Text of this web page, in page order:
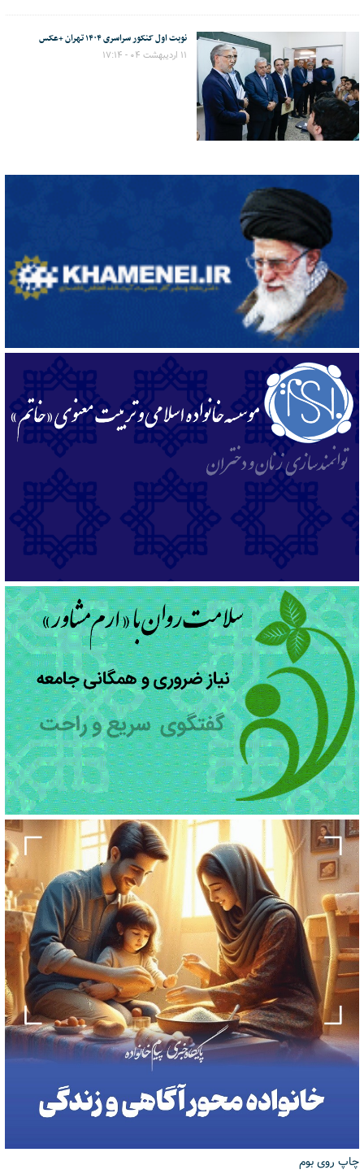
نوبت اول کنکور سراسری ۱۴۰۴ تهران +عکس
۱۱ اردیبهشت ۰۴ - ۱۷:۱۴
چاپ روی بوم